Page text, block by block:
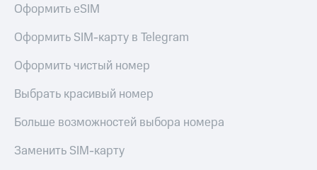
Оформить eSIM
Оформить SIM-карту в Telegram
Оформить чистый номер
Выбрать красивый номер
Больше возможностей выбора номера
Заменить SIM-карту